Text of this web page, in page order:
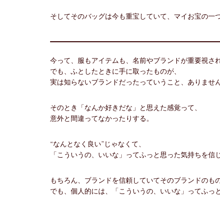
そしてそのバッグは今も重宝していて、マイお宝の一
今って、服もアイテムも、名前やブランドが重要視さ
でも、ふとしたときに手に取ったものが、
実は知らないブランドだったっていうこと、ありませ
そのとき「なんか好きだな」と思えた感覚って、
意外と間違ってなかったりする。
“なんとなく良い”じゃなくて、
「こういうの、いいな」ってふっと思った気持ちを信
もちろん、ブランドを信頼していてそのブランドの
でも、個人的には、「こういうの、いいな」ってふ